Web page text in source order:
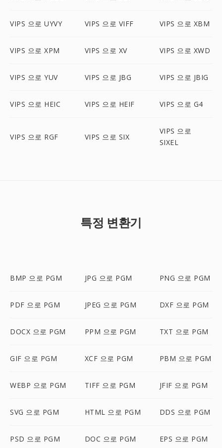
VIPS 으로 UYVY VIPS 으로 VIFF VIPS 으로 XBM
VIPS 으로 XPM VIPS 으로 XV VIPS 으로 XWD
VIPS 으로 YUV VIPS 으로 JBG VIPS 으로 JBIG
VIPS 으로 HEIC VIPS 으로 HEIF VIPS 으로 G4
VIPS 으로 RGF VIPS 으로 SIX
VIPS 으로
SIXEL
특정 변환기
BMP 으로 PGM JPG 으로 PGM PNG 으로 PGM
PDF 으로 PGM JPEG 으로 PGM DXF 으로 PGM
DOCX 으로 PGM PPM 으로 PGM TXT 으로 PGM
GIF 으로 PGM XCF 으로 PGM PBM 으로 PGM
WEBP 으로 PGM TIFF 으로 PGM JFIF 으로 PGM
SVG 으로 PGM HTML 으로 PGM DDS 으로 PGM
PSD 으로 PGM DOC 으로 PGM EPS 으로 PGM